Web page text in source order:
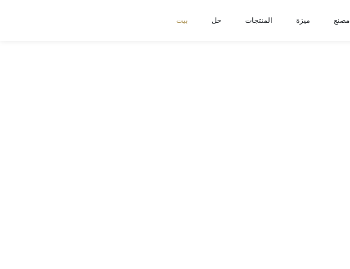
بيت حل المنتجات ميزة مصنع